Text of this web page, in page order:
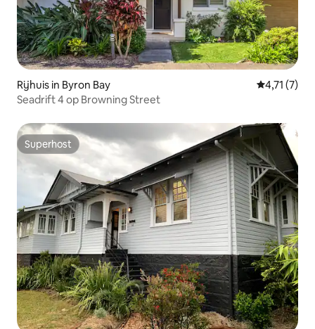
Rijhuis in Byron Bay
4,71 (7)
Seadrift 4 op Browning Street
Superhost
Superhost